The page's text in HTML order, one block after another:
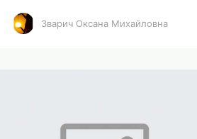
Зварич Оксана Михайловна